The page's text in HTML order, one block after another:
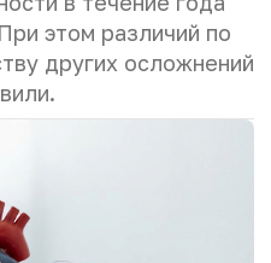
этом различий по
других осложнений